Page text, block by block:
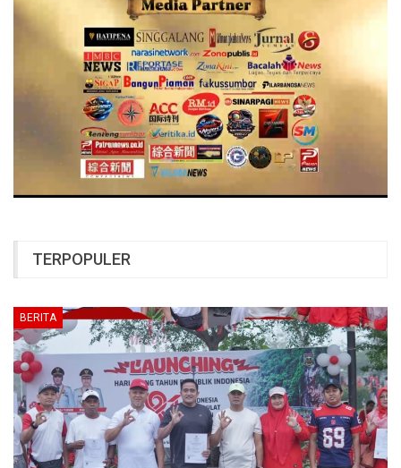
TERPOPULER
BERITA